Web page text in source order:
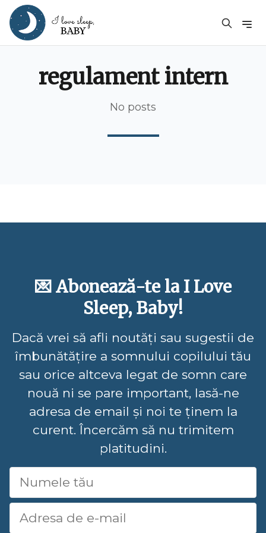
regulament intern
No posts
💌 Abonează-te la I Love
Sleep, Baby!
Dacă vrei să afli noutăți sau sugestii de
îmbunătățire a somnului copilului tău
sau orice altceva legat de somn care
nouă ni se pare important, lasă-ne
adresa de email și noi te ținem la
curent. Încercăm să nu trimitem
platitudini.